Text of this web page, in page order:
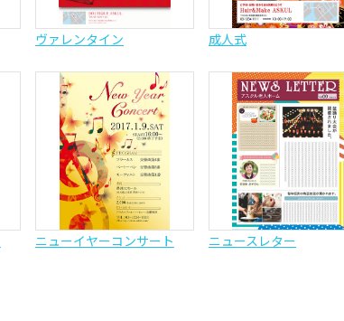
ヴァレンタイン 成人式
ニューイヤーコンサート ニュースレター